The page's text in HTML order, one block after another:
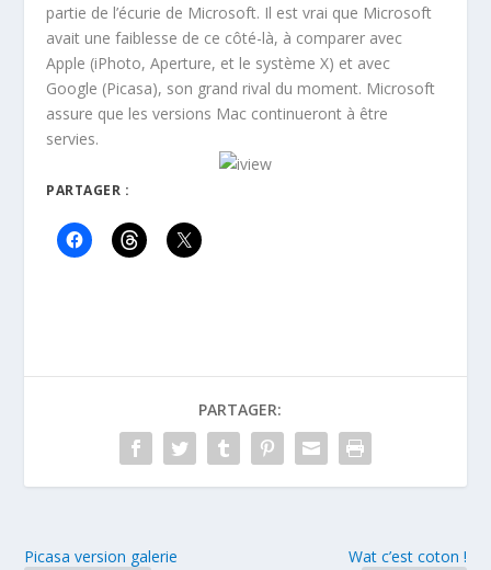
partie de l’écurie de Microsoft. Il est vrai que Microsoft
avait une faiblesse de ce côté-là, à comparer avec
Apple (iPhoto, Aperture, et le système X) et avec
Google (Picasa), son grand rival du moment. Microsoft
assure que les versions Mac continueront à être
servies.
PARTAGER :
PARTAGER:
Picasa version galerie
Wat c’est coton !